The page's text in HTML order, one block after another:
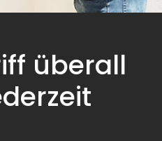
überall